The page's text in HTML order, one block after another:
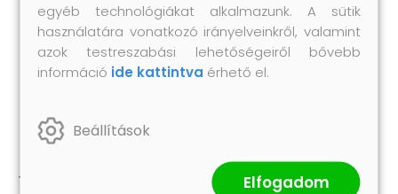
1000 db színes játéklabda
egyéb technológiákat alkalmazunk. A sütik
használatára vonatkozó irányelveinkről, valamint
azok testreszabási lehetőségeiről bővebb
információ ide kattintva érhető el.
Beállítások
Elfogadom